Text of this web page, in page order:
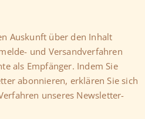
Auskunft über den Inhalt
und Versandverfahren
als Empfänger. Indem Sie
abonnieren, erklären Sie sich
unseres Newsletter-